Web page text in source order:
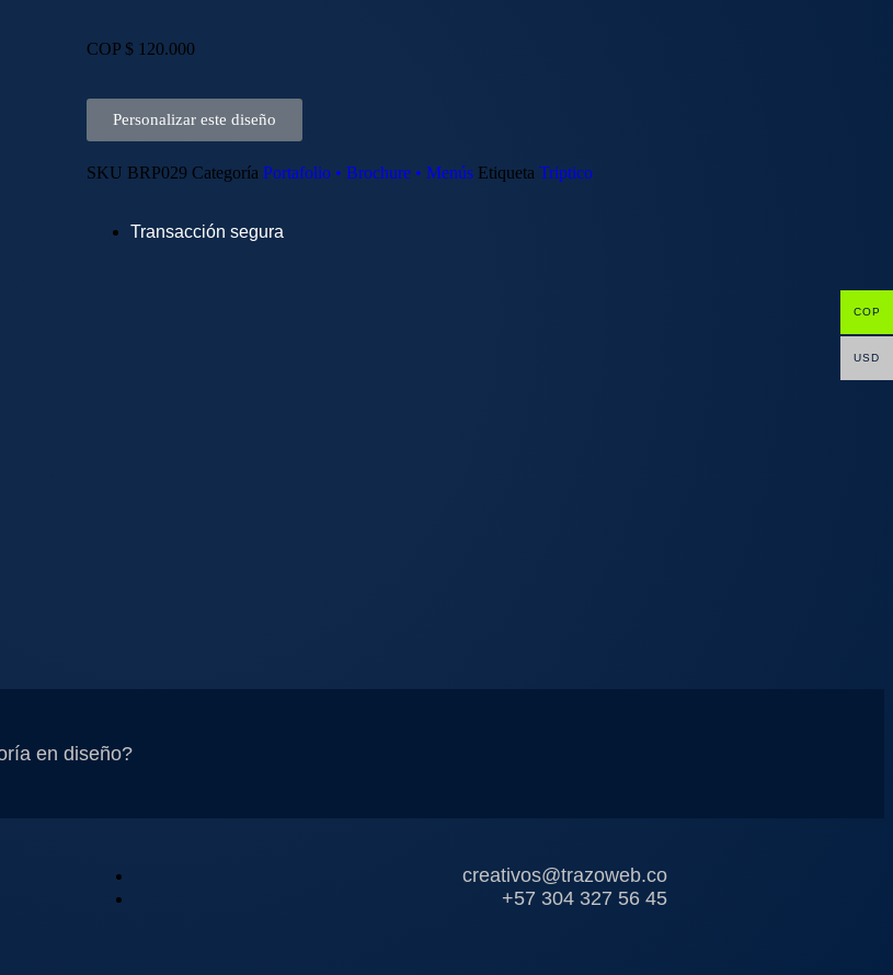
COP $ 120.000
Personalizar este diseño
SKU BRP029 Categoría Portafolio • Brochure • Menús Etiqueta Triptico
Transacción segura
en diseño?
creativos@trazoweb.co
+57 304 327 56 45
COP
USD